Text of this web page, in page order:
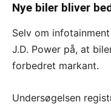
Nye biler bliver
Selv om
J.D. Power på, at
forbedret markant.
Undersøgelsen